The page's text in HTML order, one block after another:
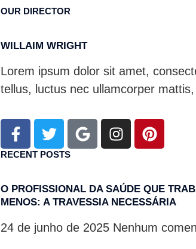
OUR DIRECTOR
WILLAIM WRIGHT
Lorem ipsum dolor sit amet,
tellus, luctus nec ullamcorper
RECENT POSTS
O PROFISSIONAL DA SAÚDE QUE
MENOS: A TRAVESSIA NECESSÁRIA
24 de junho de 2025 Nenhum